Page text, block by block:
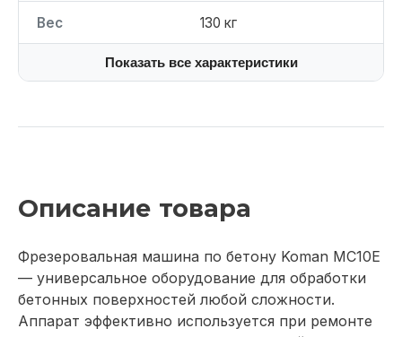
Вес 130 кг
Показать все характеристики
Описание товара
Фрезеровальная машина по бетону Koman MC10E
— универсальное оборудование для обработки
бетонных поверхностей любой сложности.
Аппарат эффективно используется при ремонте